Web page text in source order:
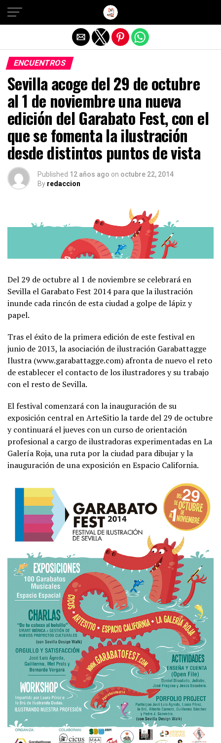
ENCUENTROS
Sevilla acoge del 29 de octubre
al 1 de noviembre una nueva
edición del Garabato Fest, con el
que se fomenta la ilustración
desde distintos puntos de vista
Published 12 años ago on octubre 22, 2014
By redaccion
Del 29 de octubre al 1 de noviembre se celebrará en
Sevilla el Garabato Fest 2014 para que la ilustración
inunde cada rincón de esta ciudad a golpe de lápiz y
papel.
Tras el éxito de la primera edición de este festival en
junio de 2013, la asociación de ilustración Garabattagge
Ilustra (www.garabattagge.com) afronta de nuevo el reto
de establecer el contacto de los ilustradores y su trabajo
con el resto de Sevilla.
El festival comenzará con la inauguración de su
exposición central en ArteSitio la tarde del 29 de octubre
y continuará el jueves con un curso de orientación
profesional a cargo de ilustradoras experimentadas en La
Galería Roja, una ruta por la ciudad para dibujar y la
inauguración de una exposición en Espacio California.
Salir de la versión móvil